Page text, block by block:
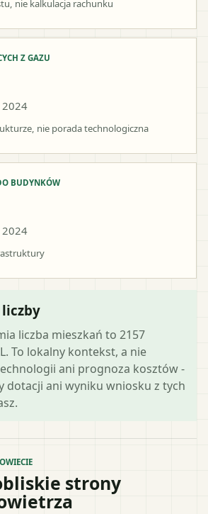
nie kalkulacja rachunku
Z GAZU
2024
nie porada technologiczna
BUDYNKÓW
2024
liczby
liczba mieszkań to 2157
To lokalny kontekst, a nie
ani prognoza kosztów -
dotacji ani wyniku wniosku z tych
strony